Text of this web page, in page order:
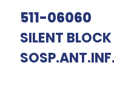
511-06060
SILENT